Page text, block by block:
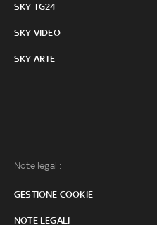
SKY TG24
SKY VIDEO
SKY ARTE
Note legali:
GESTIONE COOKIE
NOTE LEGALI